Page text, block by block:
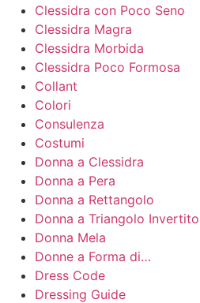
Clessidra con Poco Seno
Clessidra Magra
Clessidra Morbida
Clessidra Poco Formosa
Collant
Colori
Consulenza
Costumi
Donna a Clessidra
Donna a Pera
Donna a Rettangolo
Donna a Triangolo Invertito
Donna Mela
Donne a Forma di…
Dress Code
Dressing Guide